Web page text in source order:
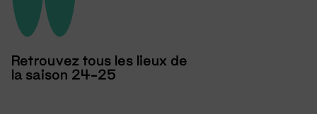
Retrouvez tous les lieux de
la saison 24-25